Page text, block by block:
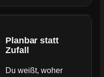
Planbar statt
Zufall
Du weißt, woher